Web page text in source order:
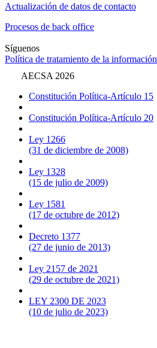
Actualización de datos de contacto
Procesos de back office
Síguenos
Política de tratamiento de la información
AECSA 2026
Constitución Política-Artículo 15
Constitución Política-Artículo 20
Ley 1266
(31 de diciembre de 2008)
Ley 1328
(15 de julio de 2009)
Ley 1581
(17 de octubre de 2012)
Decreto 1377
(27 de junio de 2013)
Ley 2157 de 2021
(29 de octubre de 2021)
LEY 2300 DE 2023
(10 de julio de 2023)